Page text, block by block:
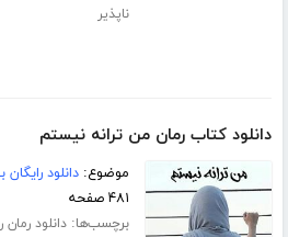
ناپذیر
دانلود کتاب رمان من ترانه نیستم
موضوع:دانلود
۴۸۱ صفحه
برچسب‌ها:دانلود رمان